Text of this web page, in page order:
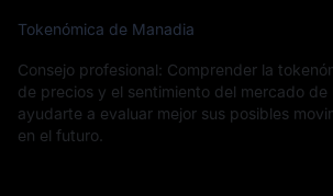
Tokenómica de Manadia
Consejo profesional: Comprender la
de precios y el sentimiento del mercado
ayudarte a evaluar mejor sus posibles
en el futuro.